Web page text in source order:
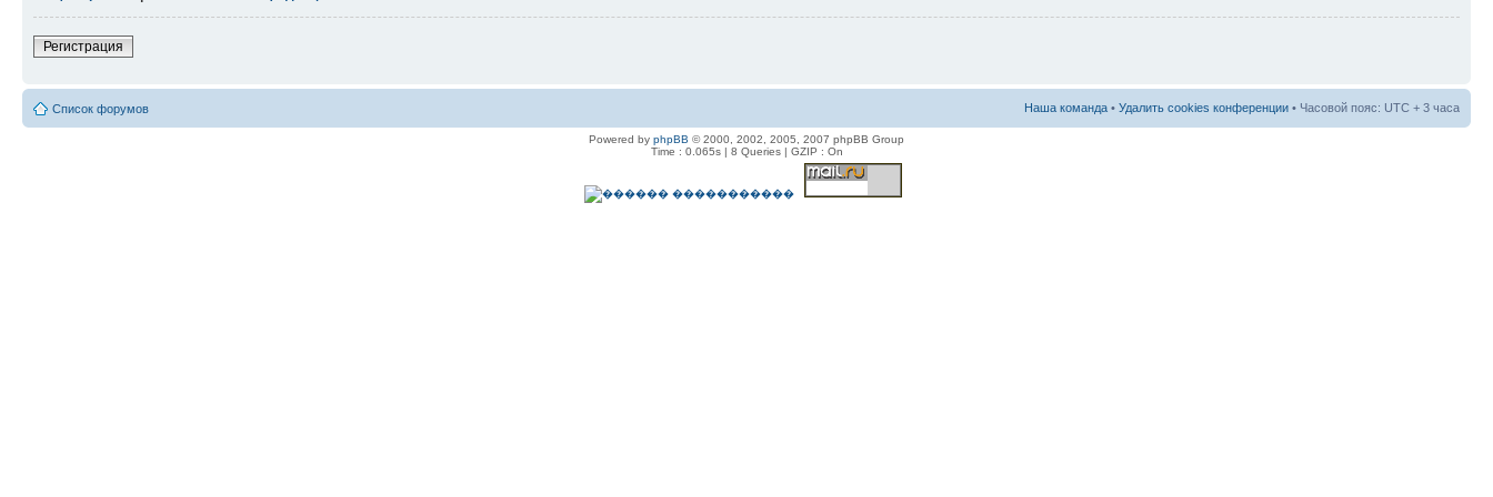
Регистрация
Список форумов Наша команда • Удалить cookies конференции • Часовой пояс: UTC + 3 часа
Powered by phpBB © 2000, 2002, 2005, 2007 phpBB Group
Time : 0.065s | 8 Queries | GZIP : On